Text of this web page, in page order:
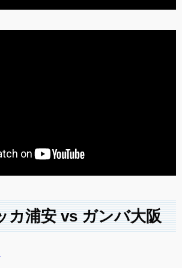
カ浦安 vs ガンバ大阪